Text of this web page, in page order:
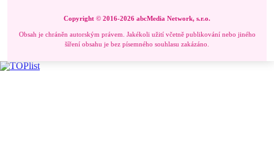
Copyright © 2016-2026 abcMedia Network, s.r.o.
Obsah je chráněn autorským právem. Jakékoli užití včetně publikování nebo jiného
šíření obsahu je bez písemného souhlasu zakázáno.